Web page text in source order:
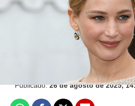
Publicado:26 de agosto de 2025,